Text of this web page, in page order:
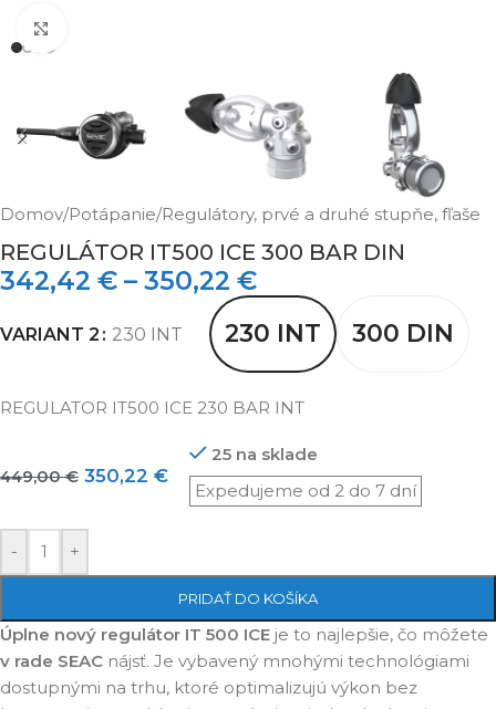
Domov/Potápanie/Regulátory, prvé a druhé stupňe, fľaše
REGULÁTOR IT500 ICE 300 BAR DIN
342,42 € – 350,22 €
VARIANT 2 230 INT 230 INT 300 DIN
REGULATOR IT500 ICE 230 BAR INT
449,00€ 350,22 €
25 na sklade
- +
PRIDAŤ DO KOŠÍKA
Úplne nový regulátor IT 500 ICE je to najlepšie, čo môžete
v rade SEAC nájsť. Je vybavený mnohými technológiami
dostupnými na trhu, ktoré optimalizujú výkon bez